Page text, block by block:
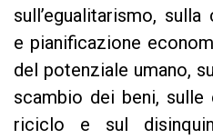
sull’egualitarismo,
e pianificazione
del potenziale umano,
scambio dei beni, sulle
riciclo e sul